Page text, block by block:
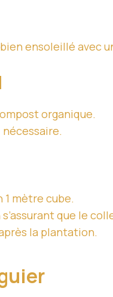
ensoleillé avec
organique.
1 mètre cube.
que le
la plantation.